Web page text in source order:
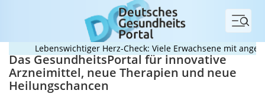
Menü
Lebenswichtiger Herz-Check: Viele Erwachsene mit
Das GesundheitsPortal für innovative
Arzneimittel, neue Therapien und neue
Heilungschancen